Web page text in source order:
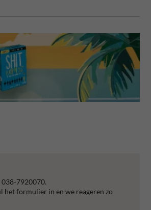
7920070.
het formulier in en we reageren zo